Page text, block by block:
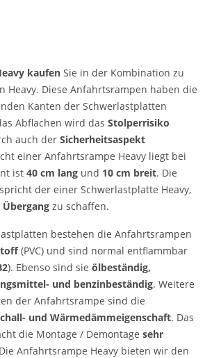
kaufen Sie in der Kombination zu
Heavy. Diese Anfahrtsrampen haben die
Kanten der Schwerlastplatten
Abflachen wird das Stolperrisiko
auch der Sicherheitsaspekt
einer Anfahrtsrampe Heavy liegt bei
ist 40 cm lang und 10 cm breit. Die
der einer Schwerlastplatte Heavy,
zu schaffen.
bestehen die Anfahrtsrampen
(PVC) und sind normal entflammbar
). Ebenso sind sie ölbeständig,
und benzinbeständig. Weitere
der Anfahrtsrampe sind die
und Wärmedämmeigenschaft. Das
die Montage / Demontage sehr
Anfahrtsrampe Heavy bieten wir den